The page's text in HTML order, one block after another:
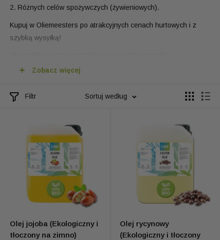
2. Różnych celów spożywczych (żywieniowych).
Kupuj w Oliemeesters po atrakcyjnych cenach hurtowych i z
szybką wysyłką!
TŁOCZONY NA ZIMNO
RAFIONOWANY
= filtrowany, neutralizowany i oczyszczony z
Zobacz więcej
Filtr Sortuj według
Olej jojoba (Ekologiczny i
tłoczony na zimno)
Olej rycynowy
(Ekologiczny i tłoczony